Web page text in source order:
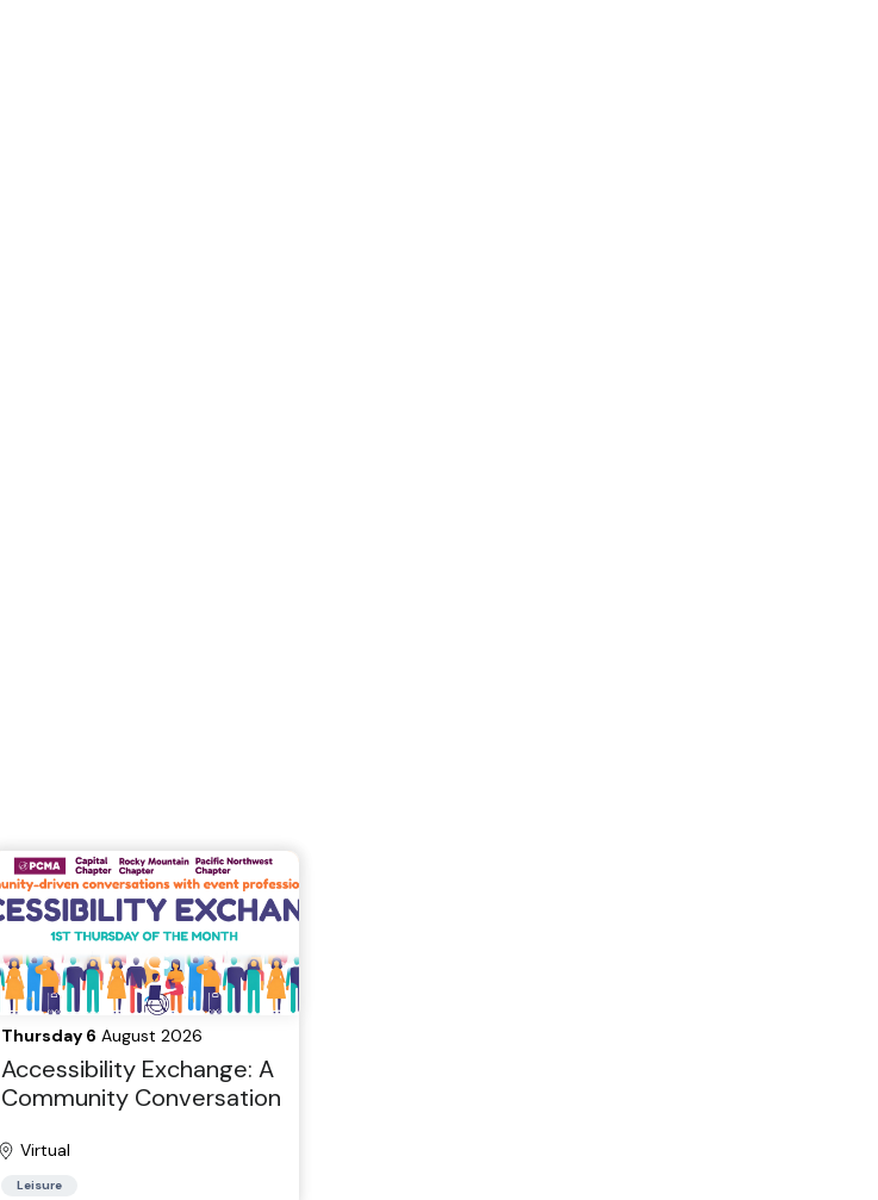
Thursday 6 August 2026
Accessibility Exchange: A
Community Conversation
Virtual
Leisure